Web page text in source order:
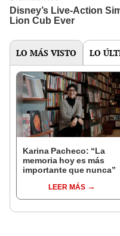
LO MÁS VISTO LO
Karina Pacheco: “La
memoria hoy es más
importante que nunca”
LEER MÁS